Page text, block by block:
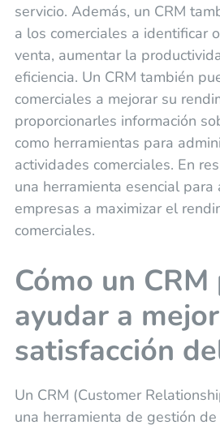
servicio. Además, un CRM
a los comerciales a identificar
venta, aumentar la
eficiencia. Un CRM también
comerciales a mejorar su
proporcionarles información
como herramientas para
actividades comerciales. En
una herramienta esencial para
empresas a maximizar el
comerciales.
Cómo un
ayudar a
satisfacción
Un CRM (Customer
una herramienta de gestión